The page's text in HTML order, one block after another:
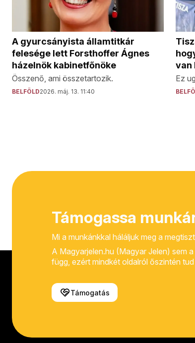
A gyurcsányista államtitkár
felesége lett Forsthoffer Ágnes
házelnök kabinetfőnöke
Összenő, ami összetartozik.
BELFÖLD2026. máj. 13. 11:40
van
Ez
Támogassa
Mi a munkánkkal háláljuk meg a
A Magyarjelen.hu (Magyar Jelen) sem
függ, ezért mindkét oldalról őszintén
Támogatás